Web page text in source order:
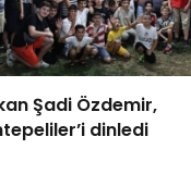
Şadi Özdemir,
dinledi